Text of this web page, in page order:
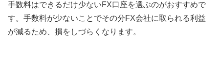
手数料はできるだけ少ないFX口座を選ぶのがおすすめで
す。手数料が少ないことでその分FX会社に取られる利益
が減るため、損をしづらくなります。